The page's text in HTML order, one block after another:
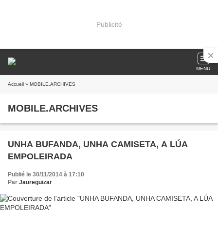
Publicité
MENU
Accueil » MOBILE.ARCHIVES
MOBILE.ARCHIVES
UNHA BUFANDA, UNHA CAMISETA, A LÚA
EMPOLEIRADA
Publié le 30/11/2014 à 17:10
Par Jaureguizar